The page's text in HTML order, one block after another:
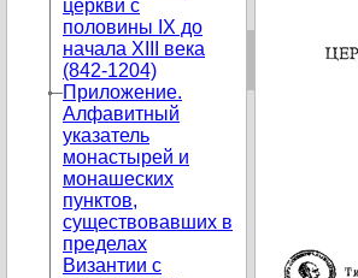
церкви с
половины IX до
начала XIII века
(842-1204)
Приложение.
Алфавитный
указатель
монастырей и
монашеских
пунктов,
существовавших в
пределах
Византии с